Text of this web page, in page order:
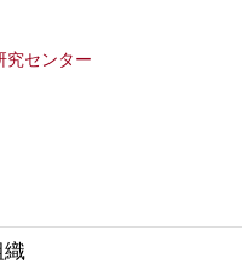
究センター
織